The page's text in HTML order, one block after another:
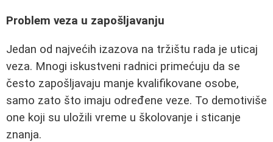
Problem veza u zapošljavanju
Jedan od najvećih izazova na tržištu rada je uticaj
veza. Mnogi iskustveni radnici primećuju da se
često zapošljavaju manje kvalifikovane osobe,
samo zato što imaju određene veze. To demotiviše
one koji su uložili vreme u školovanje i sticanje
znanja.